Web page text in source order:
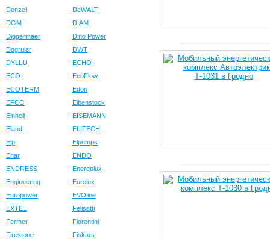
Denzel
DeWALT
DGM
DIAM
Diggermaer
Dino Power
Dogrular
DWT
DYLLU
ECHO
ECO
EcoFlow
ECOTERM
Edon
EFCO
Eibenstock
Einhell
EISEMANN
Eland
ELITECH
Elp
Elpumps
Enar
ENDO
ENDRESS
Energolux
Engineering
Eurolux
Europower
EVOline
EXTEL
Felisatti
Fermer
Fiorentini
Firestone
Fiskars